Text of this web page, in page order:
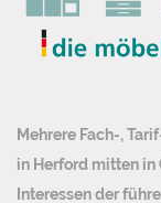
Mehrere Fach-,
in Herford mitten
Interessen der